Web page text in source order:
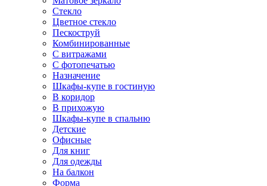
Стекло
Цветное стекло
Пескоструй
Комбинированные
С витражами
С фотопечатью
Назначение
Шкафы-купе в гостиную
В коридор
В прихожую
Шкафы-купе в спальню
Детские
Офисные
Для книг
Для одежды
На балкон
Форма